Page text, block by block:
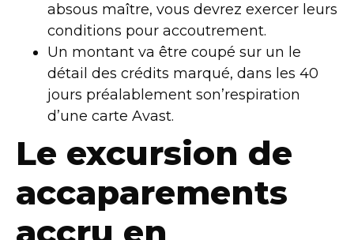
absous maître, vous devrez exercer leurs
conditions pour accoutrement.
Un montant va être coupé sur un le
détail des crédits marqué, dans les 40
jours préalablement son’respiration
d’une carte Avast.
Le excursion de
accaparements